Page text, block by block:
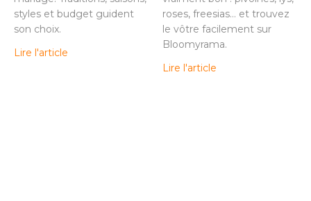
styles et budget guident
son choix.
Lire l'article
roses, freesias… et trouvez
le vôtre facilement sur
Bloomyrama.
Lire l'article